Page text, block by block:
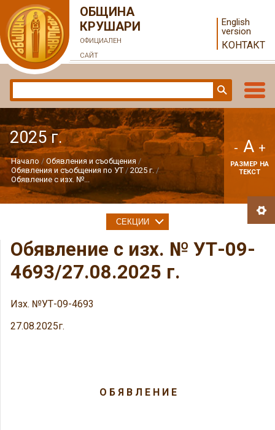
ОБЩИНА
КРУШАРИ
ОФИЦИАЛЕН
САЙТ
English
version
КОНТАКТ
2025 г.
Начало
Обявления и съобщения
Обявления и съобщения по УТ
2025 г.
Обявление с изх. №...
- A +
РАЗМЕР НА
ТЕКСТ
Обявление с изх. № УТ-09-
4693/27.08.2025 г.
Изх. №УТ-09-4693
27.08.2025г.
О Б Я В Л Е Н И Е
СЕКЦИИ